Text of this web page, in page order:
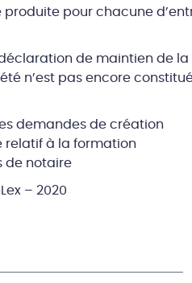
pour chacune
de maintien de la
n’est pas encore
demandes de création
relatif à la formation
de notaire
– 2020